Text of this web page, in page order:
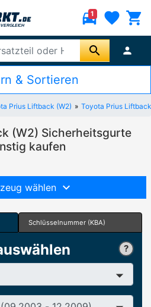
directions_car
1 favorite shopping_cart
search person
& Sortieren
Prius Liftback (W2) Toyota Prius
(W2) Sicherheitsgurte
kaufen
wählen
Schlüsselnummer (KBA)